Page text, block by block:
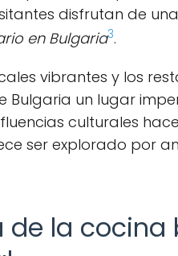
disfrutan de
en Bulgaria3.
vibrantes y los
Bulgaria un lugar
culturales
ser explorado por
de la cocina